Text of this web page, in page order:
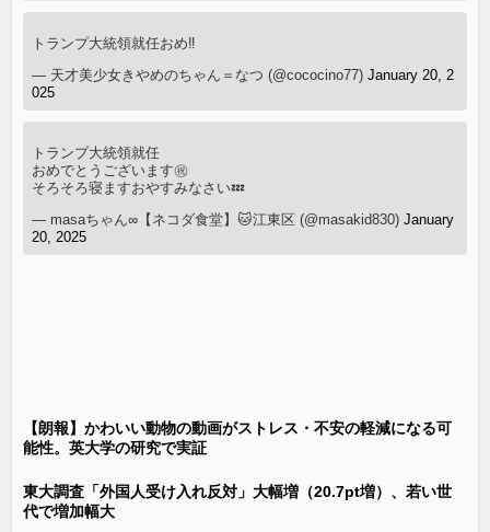
トランプ大統領就任おめ‼️
— 天才美少女きやめのちゃん＝なつ (@cococino77)January 20, 2
025
トランプ大統領就任
おめでとうございます㊗️
そろそろ寝ますおやすみなさい💤
— masaちゃん∞【ネコダ食堂】🐱江東区 (@masakid830)January
20, 2025
【朗報】かわいい動物の動画がストレス・不安の軽減になる可
能性。英大学の研究で実証
東大調査「外国人受け入れ反対」大幅増（20.7pt増）、若い世
代で増加幅大